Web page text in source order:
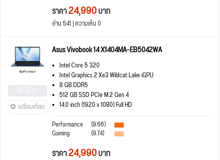
ราคา24,990บาท
อ่าน 541 | ความเห็น 0
เปรียบเทียบ
Asus Vivobook 14 X1404MA-EB5042WA
Intel Core 5 320
Intel Graphics 2 Xe3 Wildcat Lake iGPU
8 GB DDR5
512 GB SSD PCIe M.2 Gen 4
14.0 inch (1920 x 1080) Full HD
Performance
(9.66)
Gaming (9.74)
ราคา24,990บาท